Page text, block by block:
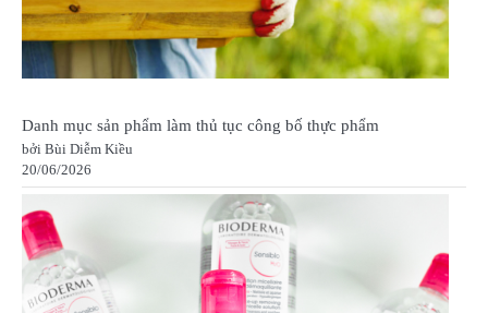
Danh mục sản phẩm làm thủ tục công bố thực phẩm
bởi Bùi Diễm Kiều
20/06/2026